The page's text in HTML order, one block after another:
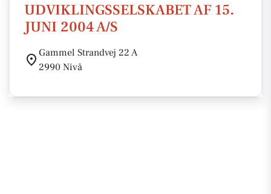
UDVIKLINGSSELSKABET AF 15.
JUNI 2004 A/S
Gammel Strandvej 22 A
2990 Nivå